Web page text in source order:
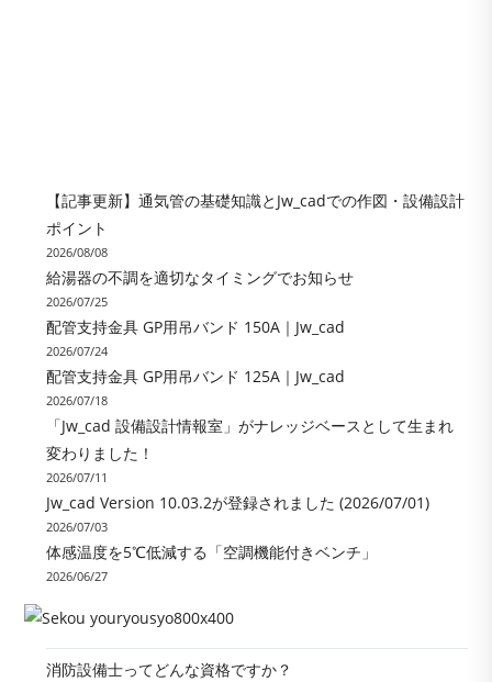
【記事更新】通気管の基礎知識とJw_cadでの作図・設備設計
ポイント
2026/08/08
給湯器の不調を適切なタイミングでお知らせ
2026/07/25
配管支持金具 GP用吊バンド 150A｜Jw_cad
2026/07/24
配管支持金具 GP用吊バンド 125A｜Jw_cad
2026/07/18
「Jw_cad 設備設計情報室」がナレッジベースとして生まれ
変わりました！
2026/07/11
Jw_cad Version 10.03.2が登録されました (2026/07/01)
2026/07/03
体感温度を5℃低減する「空調機能付きベンチ」
2026/06/27
消防設備士ってどんな資格ですか？